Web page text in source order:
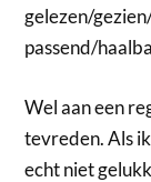
gelezen/
passend/
Wel aan een
tevreden. Als
echt niet